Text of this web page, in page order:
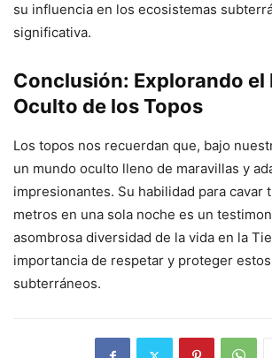
su influencia en los ecosistemas
significativa.
Conclusión: Explorando el
Oculto de los Topos
Los topos nos recuerdan que, bajo
un mundo oculto lleno de maravillas y
impresionantes. Su habilidad para cavar
metros en una sola noche es un
asombrosa diversidad de la vida en la
importancia de respetar y proteger
subterráneos.